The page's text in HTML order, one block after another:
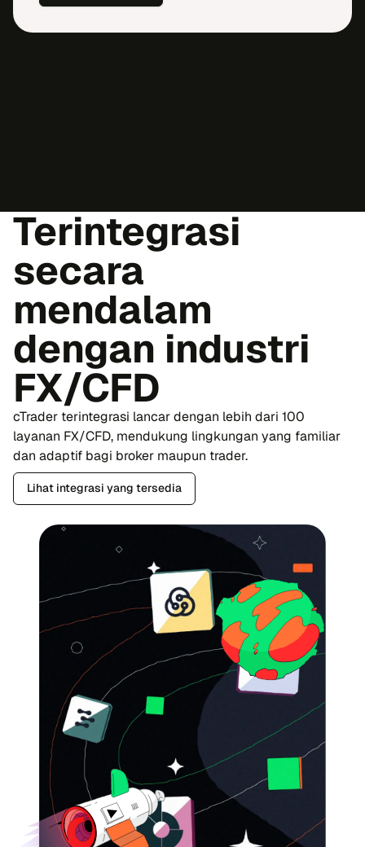
Terintegrasi
secara
mendalam
dengan industri
FX/CFD
cTrader terintegrasi lancar dengan lebih dari 100
layanan FX/CFD, mendukung lingkungan yang familiar
dan adaptif bagi broker maupun trader.
Lihat integrasi yang tersedia